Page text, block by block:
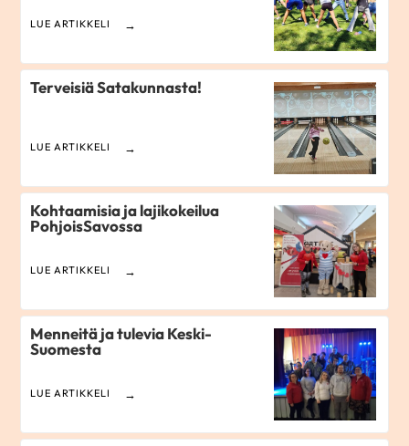
LUE ARTIKKELI
Terveisiä Satakunnasta!
LUE ARTIKKELI
Kohtaamisia ja lajikokeilua
PohjoisSavossa
LUE ARTIKKELI
Menneitä ja tulevia Keski-
Suomesta
LUE ARTIKKELI